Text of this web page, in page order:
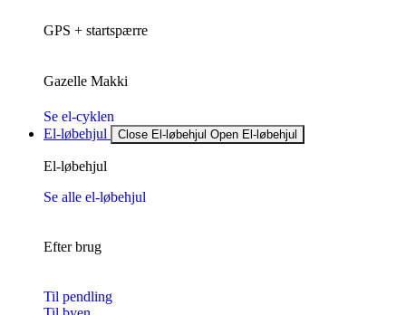
GPS + startspærre
Gazelle Makki
Se el-cyklen
El-løbehjul
Close El-løbehjul Open El-løbehjul
El-løbehjul
Se alle el-løbehjul
Efter brug
Til pendling